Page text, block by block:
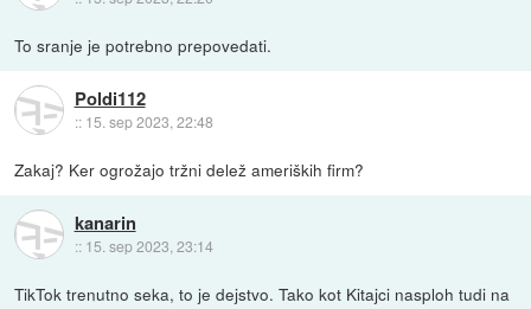
To sranje je potrebno prepovedati.
Poldi112
:: 15. sep 2023, 22:48
Zakaj? Ker ogrožajo tržni delež ameriških firm?
kanarin
:: 15. sep 2023, 23:14
TikTok trenutno seka, to je dejstvo. Tako kot Kitajci nasploh tudi na